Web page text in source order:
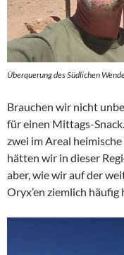
Überquerung des Südlichen
Brauchen wir nicht
für einen Mittags-
zwei im Areal
hätten wir in dieser
aber, wie wir auf der
Oryx’en ziemlich häufig